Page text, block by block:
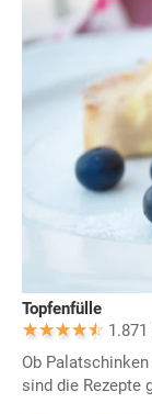
Topfenfülle
Ob
sind die Rezepte